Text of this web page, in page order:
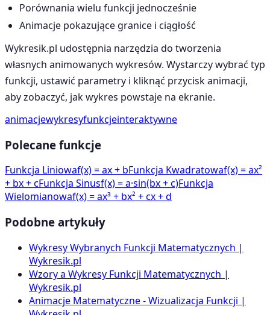
Porównania wielu funkcji jednocześnie
Animacje pokazujące granice i ciągłość
Wykresik.pl udostępnia narzędzia do tworzenia
własnych animowanych wykresów. Wystarczy wybrać typ
funkcji, ustawić parametry i kliknąć przycisk animacji,
aby zobaczyć, jak wykres powstaje na ekranie.
animacjewykresyfunkcjeinteraktywne
Polecane funkcje
Funkcja Liniowaf(x) = ax + bFunkcja Kwadratowaf(x) = ax²
+ bx + cFunkcja Sinusf(x) = a·sin(bx + c)Funkcja
Wielomianowaf(x) = ax³ + bx² + cx + d
Podobne artykuły
Wykresy Wybranych Funkcji Matematycznych |
Wykresik.pl
Wzory a Wykresy Funkcji Matematycznych |
Wykresik.pl
Animacje Matematyczne - Wizualizacja Funkcji |